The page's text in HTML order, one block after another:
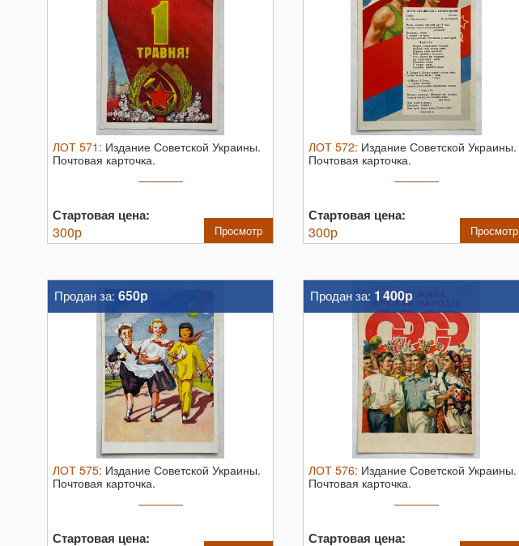
ЛОТ 571 : Издание Советской Украины.
Почтовая карточка.
Стартовая цена:
300р Просмотр
ЛОТ 572: Издание Советской Украины.
Почтовая карточка.
Стартовая цена:
300р Просмотр
Продан за: 650р
ЛОТ 575: Издание Советской Украины.
Почтовая карточка.
Стартовая цена:
Продан за: 1 400р
ЛОТ 576: Издание Советской Украины.
Почтовая карточка.
Стартовая цена: